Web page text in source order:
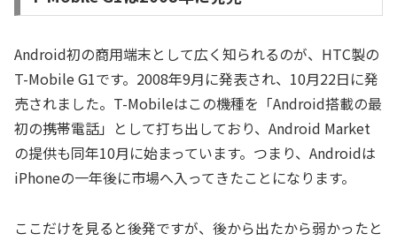
Android初の商用端末として広く知られるのが、HTC製の
T-Mobile G1です。2008年9月に発表され、10月22日に発
売されました。T-Mobileはこの機種を「Android搭載の最
初の携帯電話」として打ち出しており、Android Market
の提供も同年10月に始まっています。つまり、Androidは
iPhoneの一年後に市場へ入ってきたことになります。
ここだけを見ると後発ですが、後から出たから弱かったと